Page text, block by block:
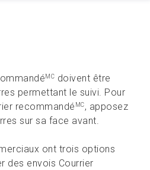
MC doivent être
permettant le suivi. Pour
recommandé MC, apposez
sur sa face avant.
ont trois options
des envois Courrier